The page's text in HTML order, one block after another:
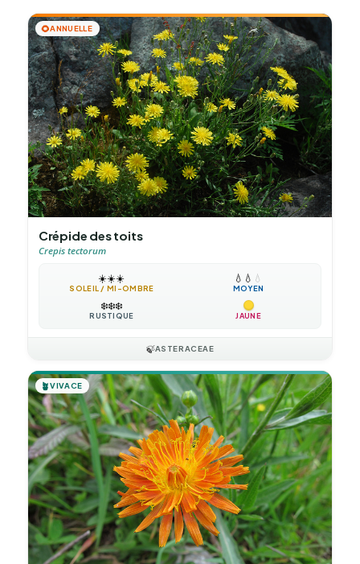
🌻ANNUELLE
Crépide des toits
Crepis tectorum
☀️☀️☀️
SOLEIL / MI-OMBRE
💧 💧 💧
MOYEN
❄️❄️❄️
RUSTIQUE JAUNE
🍃ASTERACEAE
🪴VIVACE